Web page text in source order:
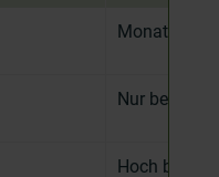
Monatlich
Nur
Hoch bei